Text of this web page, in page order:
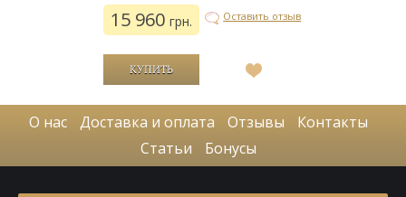
15 960 грн. Оставить отзыв
желаний
О нас Доставка и оплата Отзывы
Контакты
Статьи
Бонусы